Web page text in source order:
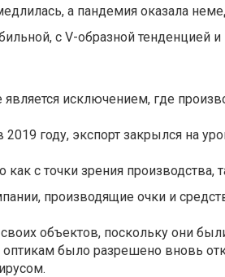
а пандемия оказала
с V-образной тенденцией
исключением, где
году, экспорт закрылся на
с точки зрения производства,
производящие очки и
объектов, поскольку они
было разрешено вновь